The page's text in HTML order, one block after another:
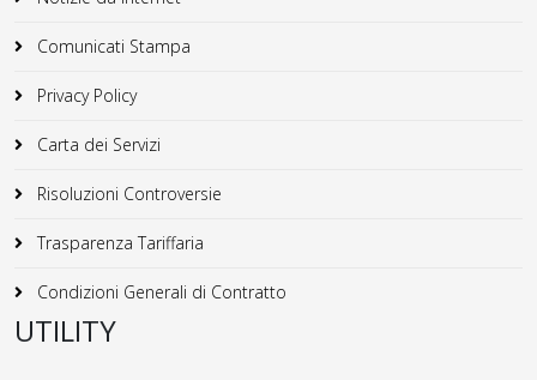
Comunicati Stampa
Privacy Policy
Carta dei Servizi
Risoluzioni Controversie
Trasparenza Tariffaria
Condizioni Generali di Contratto
UTILITY